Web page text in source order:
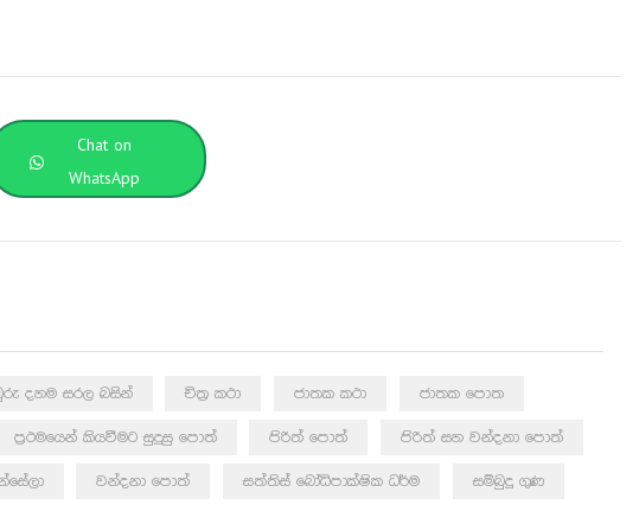
Chat on
WhatsApp
දහම සරල බසින් චිත්‍ර කථා ජාතක කථා ජාතක පොත
ප්‍රථමයෙන් කියවීමට සුදුසු පොත් පිරිත් පොත් පිරිත් සහ වන්දනා පොත්
වන්දනා පොත් සත්තිස් බෝධිපාක්ෂික ධර්ම සම්බුදු ගුණ